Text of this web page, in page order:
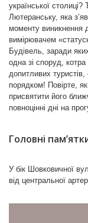
Колишня кірха
За часів
1991 році в
отримати
знадобилися
повернули
одразу закрили
роки. 28 жовтня
відкрилися
покровителя
часів ім’я
Аудіо
Софія
української
Лютеранську, яка
моменту виникнення
вимірювачем
Будівель, заради
одна зі споруд,
допитливих
порядком! Повірте,
присвятити його
повноцінні дні на
Головні
У бік Шовковичної
від центральної
аристократичних